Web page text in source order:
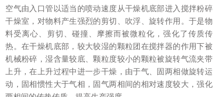
空气由入口管以适当的喷动速度从干燥机底部进入搅拌粉碎
干燥室，对物料产生强烈的剪切、吹浮、旋转作用。于是物
料受离心、剪切、碰撞、摩擦而被微粒化，强化了传质传
热。在干燥机底部，较大较湿的颗粒团在搅拌器的作用下被
机械粉碎，湿含量较底、颗粒度较小的颗粒被旋转气流夹带
上升，在上升过程中进一步干燥，由于气、固两相做旋转运
动，固相惯性大于气相，固气两相间的相对速度较大，强化